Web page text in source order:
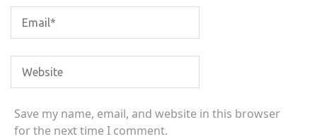
Save my name, email, and website in this browser
for the next time I comment.